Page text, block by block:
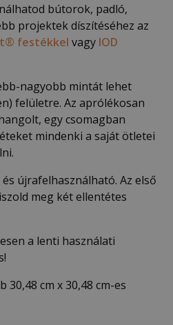
bútorok, padló,
projektek díszítéséhez az
festékkel vagy IOD
nagyobb mintát lehet
felületre. Az aprólékosan
egy csomagban
mindenki a saját ötletei
újrafelhasználható. Az első
meg két ellentétes
a lenti használati
30,48 cm x 30,48 cm-es